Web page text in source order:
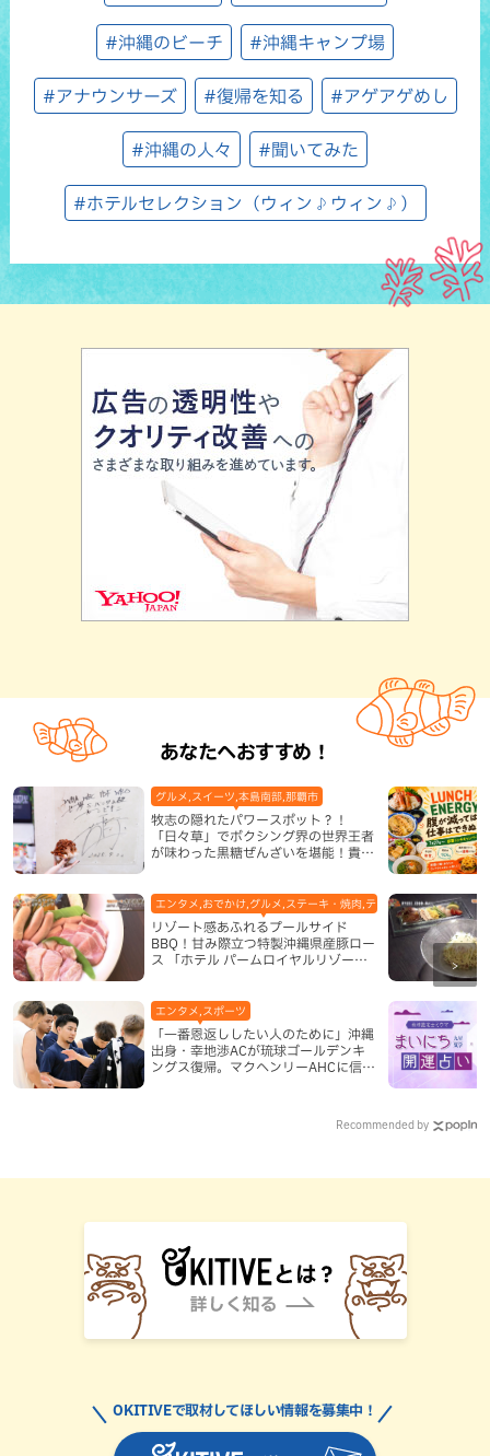
#沖縄のビーチ #沖縄キャンプ場
#アナウンサーズ #復帰を知る #アゲアゲめし
#沖縄の人々 #聞いてみた
#ホテルセレクション（ウィン♪ウィン♪）
あなたへおすすめ！
牧志の隠れたパワースポット？！
「日々草」でボクシング界の世界王者
が味わった黒糖ぜんざいを堪能！貴重
グルメ,スイーツ,本島南部,那覇市
リゾート感あふれるプールサイド
BBQ！甘み際立つ特製沖縄県産豚ロー
ス 「ホテル パームロイヤルリゾート
エンタメ,おでかけ,グルメ,ステーキ・焼肉,テレビ,ホテル,地域,本島
「一番恩返ししたい人のために」沖縄
出身・幸地渉ACが琉球ゴールデンキ
ングス復帰。マクヘンリーAHCに信頼
エンタメ,スポーツ
Recommended by
OKITIVEで取材してほしい情報を募集中！